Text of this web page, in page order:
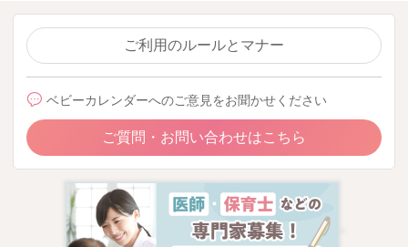
ご利用のルールとマナー
ベビーカレンダーへのご意見をお聞かせください
ご質問・お問い合わせはこちら